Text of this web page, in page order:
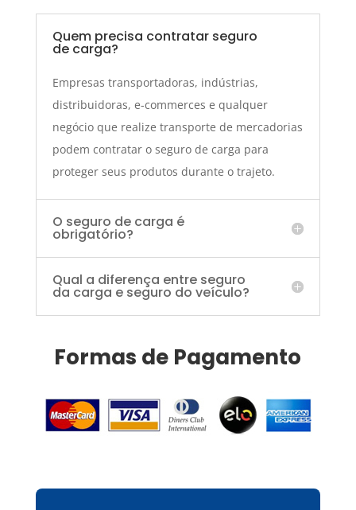
Quem precisa contratar seguro
de carga?
Empresas transportadoras, indústrias,
distribuidoras, e-commerces e qualquer
negócio que realize transporte de mercadorias
podem contratar o seguro de carga para
proteger seus produtos durante o trajeto.
O seguro de carga é
obrigatório?
Qual a diferença entre seguro
da carga e seguro do veículo?
Formas de Pagamento